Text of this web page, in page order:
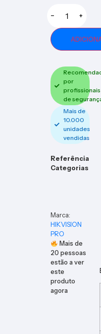
− +
por
profissionais
de
Mais de
10.000
unidades
vendidas
Referência
Categorias
Marca:
HIKVISION
PRO
Mais de
20 pessoas
estão a ver
este
produto
agora